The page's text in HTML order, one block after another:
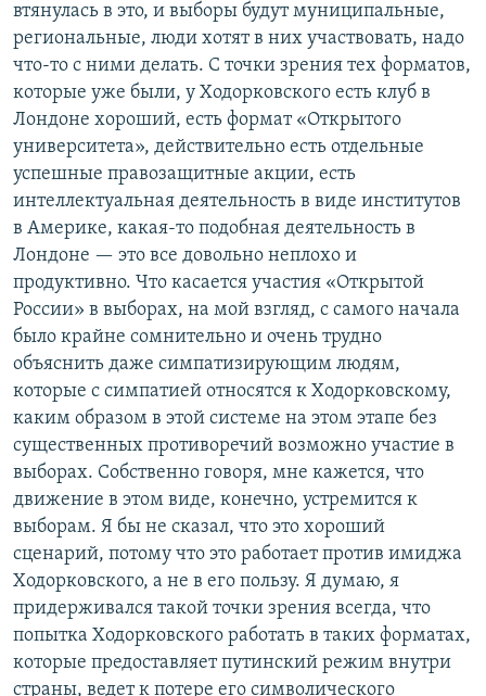
втянулась в это, и выборы будут муниципальные,
региональные, люди хотят в них участвовать, надо
что-то с ними делать. С точки зрения тех форматов,
которые уже были, у Ходорковского есть клуб в
Лондоне хороший, есть формат «Открытого
университета», действительно есть отдельные
успешные правозащитные акции, есть
интеллектуальная деятельность в виде институтов
в Америке, какая-то подобная деятельность в
Лондоне — это все довольно неплохо и
продуктивно. Что касается участия «Открытой
России» в выборах, на мой взгляд, с самого начала
было крайне сомнительно и очень трудно
объяснить даже симпатизирующим людям,
которые с симпатией относятся к Ходорковскому,
каким образом в этой системе на этом этапе без
существенных противоречий возможно участие в
выборах. Собственно говоря, мне кажется, что
движение в этом виде, конечно, устремится к
выборам. Я бы не сказал, что это хороший
сценарий, потому что это работает против имиджа
Ходорковского, а не в его пользу. Я думаю, я
придерживался такой точки зрения всегда, что
попытка Ходорковского работать в таких форматах,
которые предоставляет путинский режим внутри
страны, ведет к потере его символического